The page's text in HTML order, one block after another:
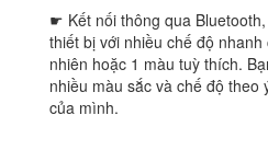
☛ Kết nối thông qua
thiết bị với nhiều chế độ
nhiên hoặc 1 màu tuỳ thích.
nhiều màu sắc và chế độ theo
của mình.